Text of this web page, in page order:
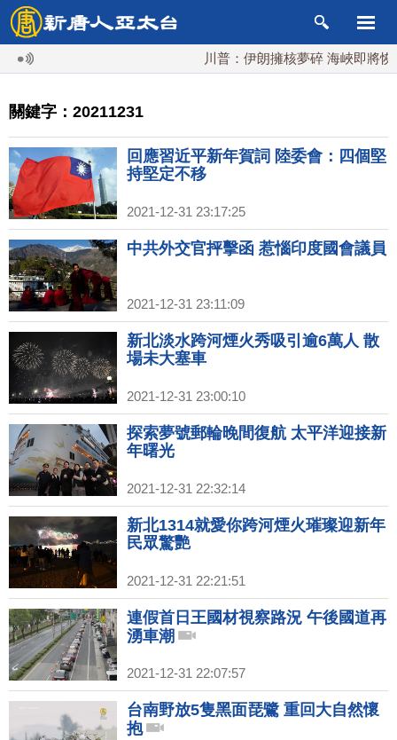
川普：伊朗擁核夢碎 海峽即將恢復通航
關鍵字：20211231
回應習近平新年賀詞 陸委會：四個堅
持堅定不移
2021-12-31 23:17:25
中共外交官抨擊函 惹惱印度國會議員
2021-12-31 23:11:09
新北淡水跨河煙火秀吸引逾6萬人 散
場未大塞車
2021-12-31 23:00:10
探索夢號郵輪晚間復航 太平洋迎接新
年曙光
2021-12-31 22:32:14
新北1314就愛你跨河煙火璀璨迎新年
民眾驚艷
2021-12-31 22:21:51
連假首日王國材視察路況 午後國道再
湧車潮
2021-12-31 22:07:57
台南野放5隻黑面琵鷺 重回大自然懷
抱